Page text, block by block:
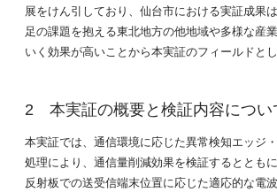
展をけん引しており、仙台市における実証成果
足の課題を抱える東北地方の他地域や多様な産
いく効果が高いことから本実証のフィールドとし
本実証の概要と検証内容につい
本実証では、通信環境に応じた異常検知エッジ
処理により、通信量削減効果を検証するととも
反射板での送受信端末位置に応じた適応的な電